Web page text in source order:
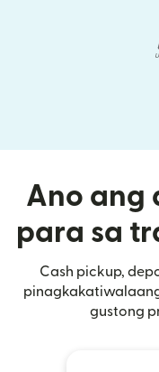
Ano ang
para sa
Cash pickup,
gustong